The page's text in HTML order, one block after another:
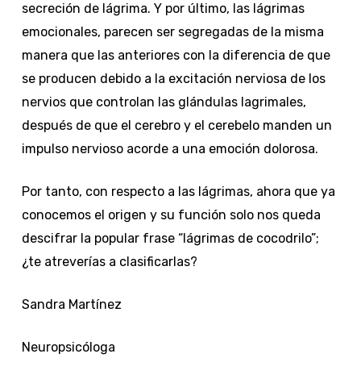
secreción de lágrima. Y por último, las lágrimas
emocionales, parecen ser segregadas de la misma
manera que las anteriores con la diferencia de que
se producen debido a la excitación nerviosa de los
nervios que controlan las glándulas lagrimales,
después de que el cerebro y el cerebelo manden un
impulso nervioso acorde a una emoción dolorosa.
Por tanto, con respecto a las lágrimas, ahora que ya
conocemos el origen y su función solo nos queda
descifrar la popular frase “lágrimas de cocodrilo”;
¿te atreverías a clasificarlas?
Sandra Martínez
Neuropsicóloga